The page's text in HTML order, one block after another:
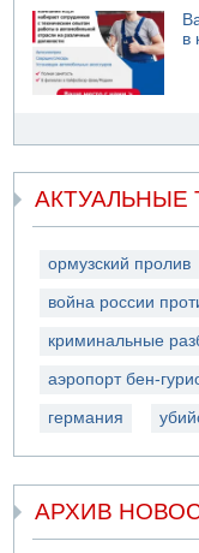
в
АКТУАЛЬНЫЕ
ормузский пролив
война россии
криминальные
аэропорт бен-
германия
АРХИВ